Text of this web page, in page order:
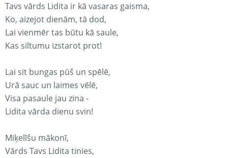
Tavs vārds Lidita ir kā vasaras gaisma,
Ko, aizejot dienām, tā dod,
Lai vienmēr tas būtu kā saule,
Kas siltumu izstarot prot!
Lai sit bungas pūš un spēlē,
Urā sauc un laimes vēlē,
Visa pasaule jau zina -
Lidita vārda dienu svin!
Miķelīšu mākonī,
Vārds Tavs Lidita tinies,